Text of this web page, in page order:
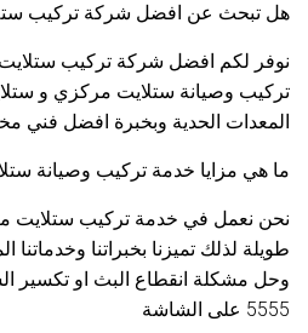
هل تبحث عن افضل شركة تركيب
نوفر لكم افضل شركة تركيب
تركيب وصيانة ستلايت مركزي و
المعدات الحدية وبخبرة افضل فني
ما هي مزايا خدمة تركيب وصيانة
نحن نعمل في خدمة تركيب ستلايت
طويلة لذلك تميزنا بخبراتنا
وحل مشكلة انقطاع البث او تكسير
5555 على الشاشة